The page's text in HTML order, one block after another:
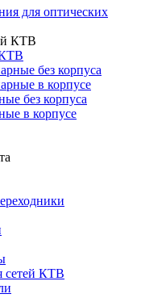
для оптических
КТВ
без корпуса
в корпусе
без корпуса
в корпусе
сетей КТВ